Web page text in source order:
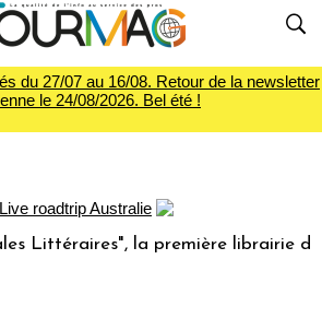
du 27/07 au 16/08. Retour de la newsletter
le 24/08/2026. Bel été !
la première librairie du